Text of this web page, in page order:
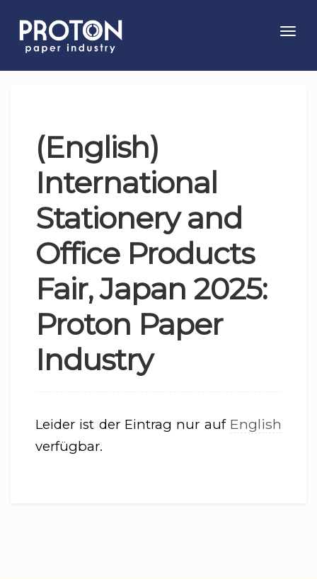
(English)
International
Stationery and
Office Products
Fair, Japan 2025:
Proton Paper
Industry
Leider ist der Eintrag nur auf English
verfügbar.